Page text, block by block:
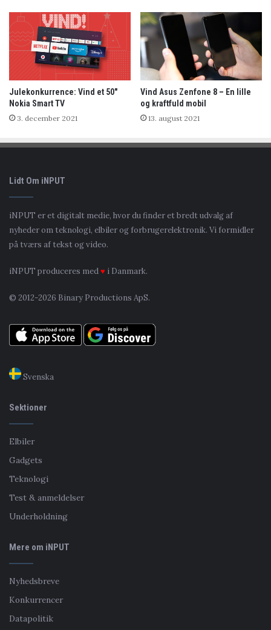
Julekonkurrence: Vind et 50″
Nokia Smart TV
3. december 2021
Vind Asus Zenfone 8 – En lille
og kraftfuld mobil
13. august 2021
Lidt Om iNPUT
iNPUT er et digitalt medie, hvor du finder et bredt udvalg af
nyheder om teknologi, elbiler og forbrugerelektronik. Vi formidler
på tværs af tekst og video.
iNPUT produceres med♥ i Danmark.
© 2012-2026 Binary Productions ApS.
Svenska
Sektioner
Elbiler
Gadgets
Teknologi
Test & anmeldelser
Underholdning
Mere om iNPUT
Nyhedsbreve
Konkurrencer
Datapolitik